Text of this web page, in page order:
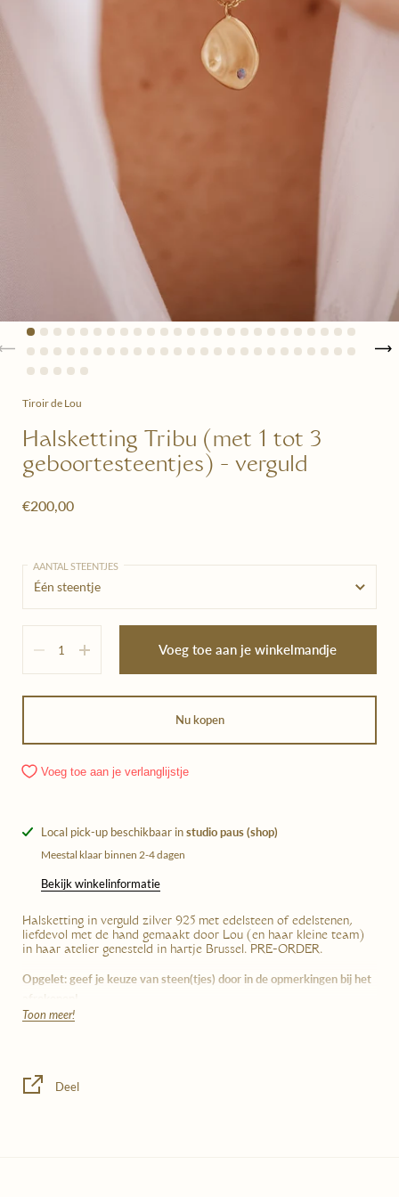
Tiroir de Lou
Halsketting Tribu (met 1 tot 3
geboortesteentjes) - verguld
€200,00
AANTAL STEENTJES
Voeg toe aan je winkelmandje
Nu kopen
Voeg toe aan je verlanglijstje
Local pick-up beschikbaar instudio paus (shop)
Meestal klaar binnen 2-4 dagen
Bekijk winkelinformatie
Halsketting in verguld zilver 925 met edelsteen of edelstenen,
liefdevol met de hand gemaakt door Lou (en haar kleine team)
in haar atelier genesteld in hartje Brussel. PRE-ORDER.
Opgelet: geef je keuze van steen(tjes) door in de opmerkingen bij het
afrekenen!
Bij dit juweel is een gravure gratis inbegrepen! Heb je graag een
garantie.
Toon meer!
Deel